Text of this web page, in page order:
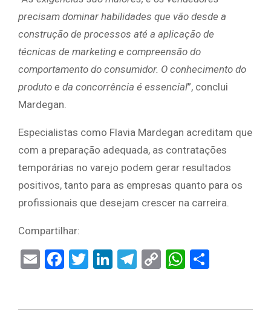
precisam dominar habilidades que vão desde a
construção de processos até a aplicação de
técnicas de marketing e compreensão do
comportamento do consumidor. O conhecimento do
produto e da concorrência é essencial”, conclui
Mardegan.
Especialistas como Flavia Mardegan acreditam que
com a preparação adequada, as contratações
temporárias no varejo podem gerar resultados
positivos, tanto para as empresas quanto para os
profissionais que desejam crescer na carreira.
Compartilhar:
EmailFacebook
Twitter
LinkedIn
Telegram
Copy